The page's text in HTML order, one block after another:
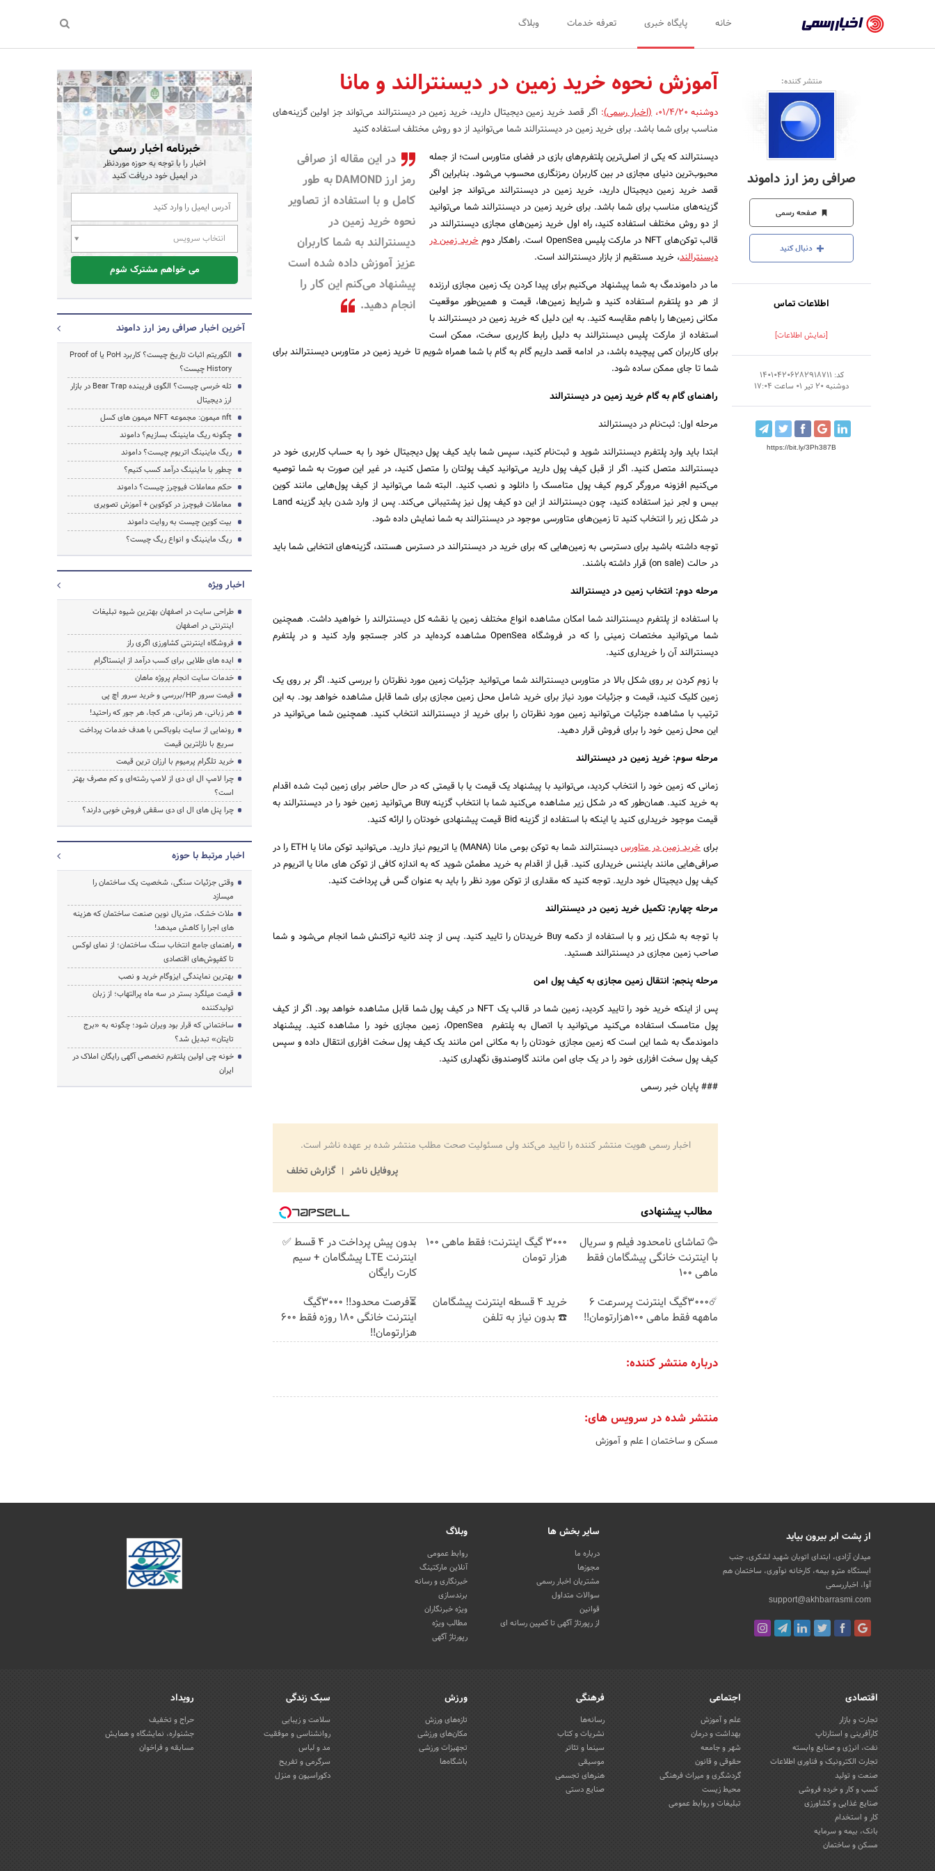
رسمی
-
اخبار
تایید
شده
شرکت‌ها،
سازمان‌ها
و
روابط
عمومی‌ها
خانه پایگاه خبری تعرفه خدمات وبلاگ
منتشر کننده:
صرافی رمز ارز داموند
صفحه رسمی
دنبال کنید
اطلاعات تماس
[نمایش اطلاعات]
کد: 140104206282918711
دوشنبه 20 تیر 01 ساعت 17:04
https://bit.ly/3Ph387B
آموزش نحوه خرید زمین در دیسنترالند و مانا
دوشنبه 01/4/20 ،(اخبار رسمی): اگر قصد خرید زمین دیجیتال دارید، خرید زمین در دیسنترالند می‌تواند جز اولین گزینه‌های
مناسب برای شما باشد. برای خرید زمین در دیسنترالند شما می‌توانید از دو روش مختلف استفاده کنید
در این مقاله از صرافی
رمز ارز DAMOND به طور
کامل و با استفاده از تصاویر
نحوه خرید زمین در
دیسنترالند به شما کاربران
عزیز آموزش داده شده است
پیشنهاد می‌کنم این کار را
انجام دهید.
دیسنترالند که یکی از اصلی‌ترین پلتفرم‌های بازی در فضای متاورس است؛ از جمله
محبوب‌ترین دنیای مجازی در بین کاربران رمزنگاری محسوب می‌شود. بنابراین اگر
قصد خرید زمین دیجیتال دارید، خرید زمین در دیسنترالند می‌تواند جز اولین
گزینه‌های مناسب برای شما باشد. برای خرید زمین در دیسنترالند شما می‌توانید
از دو روش مختلف استفاده کنید، راه اول خرید زمین‌های مجازی دیسنترالند در
قالب توکن‌های NFT در مارکت پلیس OpenSea است. راهکار دوم
خرید زمین در
دیسنترالند، خرید مستقیم از بازار دیسنترالند است.
ما در داموندمگ به شما پیشنهاد می‌کنیم برای پیدا کردن یک زمین مجازی ارزنده
از هر دو پلتفرم استفاده کنید و شرایط زمین‌ها، قیمت و همین‌طور موقعیت
مکانی زمین‌ها را باهم مقایسه کنید. به این دلیل که خرید زمین در دیسنترالند با
استفاده از مارکت پلیس دیسنترالند به دلیل رابط کاربری سخت، ممکن است
برای کاربران کمی پیچیده باشد، در ادامه قصد داریم گام به گام با شما همراه شویم تا خرید زمین در متاورس دیسنترالند برای
شما تا جای ممکن ساده شود.
راهنمای گام به گام خرید زمین در دیسنترالند
مرحله اول: ثبت‌نام در دیسنترالند
ابتدا باید وارد پلتفرم دیسنترالند شوید و ثبت‌نام کنید، سپس شما باید کیف پول دیجیتال خود را به حساب کاربری خود در
دیسنترالند متصل کنید. اگر از قبل کیف پول دارید می‌توانید کیف پولتان را متصل کنید، در غیر این صورت به شما توصیه
می‌کنیم افزونه مرورگر کروم کیف پول متامسک را دانلود و نصب کنید. البته شما می‌توانید از کیف پول‌هایی مانند کوین
بیس و لجر نیز استفاده کنید، چون دیسنترالند از این دو کیف پول نیز پشتیبانی می‌کند. پس از وارد شدن باید گزینه Land
در شکل زیر را انتخاب کنید تا زمین‌های متاورسی موجود در دیسنترالند به شما نمایش داده شود.
توجه داشته باشید برای دسترسی به زمین‌هایی که برای خرید در دیسنترالند در دسترس هستند، گزینه‌های انتخابی شما باید
در حالت (on sale) قرار داشته باشند.
مرحله دوم: انتخاب زمین در دیسنترالند
با استفاده از پلتفرم دیسنترالند شما امکان مشاهده انواع مختلف زمین یا نقشه کل دیسنترالند را خواهید داشت. همچنین
شما می‌توانید مختصات زمینی را که در فروشگاه OpenSea مشاهده کرده‌اید در کادر جستجو وارد کنید و در پلتفرم
دیسنترالند آن را خریداری کنید.
با زوم کردن بر روی شکل بالا در متاورس دیسنترالند شما می‌توانید جزئیات زمین مورد نظرتان را بررسی کنید. اگر بر روی یک
زمین کلیک کنید، قیمت و جزئیات مورد نیاز برای خرید شامل محل زمین مجازی برای شما قابل مشاهده خواهد بود. به این
ترتیب با مشاهده جزئیات می‌توانید زمین مورد نظرتان را برای خرید از دیسنترالند انتخاب کنید. همچنین شما می‌توانید در
این محل زمین خود را برای فروش قرار دهید.
مرحله سوم: خرید زمین در دیسنترالند
زمانی که زمین خود را انتخاب کردید، می‌توانید با پیشنهاد یک قیمت یا با قیمتی که در حال حاضر برای زمین ثبت شده اقدام
به خرید کنید. همان‌طور که در شکل زیر مشاهده می‌کنید شما با انتخاب گزینه Buy می‌توانید زمین خود را در دیسنترالند به
قیمت موجود خریداری کنید یا اینکه با استفاده از گزینه Bid قیمت پیشنهادی خودتان را ارائه کنید.
برایخرید زمین در متاورس
دیسنترالند شما به توکن بومی مانا (MANA) یا اتریوم نیاز دارید. می‌توانید توکن مانا یا ETH را در
صرافی‌هایی مانند بایننس خریداری کنید. قبل از اقدام به خرید مطمئن شوید که به اندازه کافی از توکن های مانا یا اتریوم در
کیف پول دیجیتال خود دارید. توجه کنید که مقداری از توکن مورد نظر را باید به عنوان گس فی پرداخت کنید.
مرحله چهارم: تکمیل خرید زمین در دیسنترالند
با توجه به شکل زیر و با استفاده از دکمه Buy خریدتان را تایید کنید. پس از چند ثانیه تراکنش شما انجام می‌شود و شما
صاحب زمین مجازی در دیسنترالند هستید.
مرحله پنجم: انتقال زمین مجازی به کیف پول امن
پس از اینکه خرید خود را تایید کردید، زمین شما در قالب یک NFT در کیف پول شما قابل مشاهده خواهد بود. اگر از کیف
پول متامسک استفاده می‌کنید می‌توانید با اتصال به پلتفرم OpenSea، زمین مجازی خود را مشاهده کنید. پیشنهاد
داموندمگ به شما این است که زمین مجازی خودتان را به مکانی امن مانند یک کیف پول سخت افزاری انتقال داده و سپس
کیف پول سخت افزاری خود را در یک جای امن مانند گاوصندوق نگهداری کنید.
### پایان خبر رسمی
اخبار رسمی هویت منتشر کننده را تایید می‌کند ولی مسئولیت صحت مطلب منتشر شده بر عهده ناشر است.
پروفایل ناشر
گزارش تخلف
مطالب پیشنهادی
🥳 تماشای نامحدود فیلم و سریال
با اینترنت خانگی پیشگامان فقط
ماهی 100
3000 گیگ اینترنت؛ فقط ماهی 100
هزار تومان
بدون پیش پرداخت در 4 قسط ✅
اینترنت LTE پیشگامان + سیم
کارت رایگان
☄️3000گیگ اینترنت پرسرعت 6
ماههه فقط ماهی 100هزارتومان!!
خرید 4 قسطه اینترنت پیشگامان
☎️ بدون نیاز به تلفن
⏳فرصت محدود!! 3000گیگ
اینترنت خانگی 180 روزه فقط 600
هزارتومان!!
درباره منتشر کننده:
منتشر شده در سرویس های:
مسکن و ساختمان | علم و آموزش
خبرنامه اخبار رسمی
اخبار را با توجه به حوزه موردنظر
در ایمیل خود دریافت کنید
انتخاب سرویس
می خواهم مشترک شوم
آخرین اخبار صرافی رمز ارز داموند
الگوریتم اثبات تاریخ چیست؟ کاربرد PoH یا Proof of
History چیست؟
تله خرسی چیست؟ الگوی فریبنده Bear Trap در بازار
ارز دیجیتال
nft میمون: مجموعه NFT میمون های کسل
چگونه ریگ ماینینگ بسازیم؟ داموند
ریگ ماینینگ اتریوم چیست؟ داموند
چطور با ماینینگ درآمد کسب کنیم؟
حکم معاملات فیوچرز چیست؟ داموند
معاملات فیوچرز در کوکوین + آموزش تصویری
بیت کوین چیست به روایت داموند
ریگ ماینینگ و انواع ریگ چیست؟
اخبار ویژه
طراحی سایت در اصفهان بهترین شیوه تبلیغات
اینترنتی در اصفهان
فروشگاه اینترنتی کشاورزی اگری راز
ایده های طلایی برای کسب درآمد از اینستاگرام
خدمات سایت انجام پروژه ماهان
قیمت سرور HP/بررسی و خرید سرور اچ پی
هر زبانی، هر زمانی، هر کجا، هر جور که راحتید!
رونمایی از سایت بلوباکس با هدف خدمات پرداخت
سریع با نازلترین قیمت
خرید تلگرام پرمیوم با ارزان ترین قیمت
چرا لامپ ال ای دی از لامپ رشته‌ای و کم مصرف بهتر
است؟
چرا پنل های ال ای دی سقفی فروش خوبی دارند؟
اخبار مرتبط با حوزه
وقتی جزئیات سنگی، شخصیت یک ساختمان را
میسازد
ملات خشک، متریال نوین صنعت ساختمان که هزینه‌
های اجرا را کاهش میدهد!
راهنمای جامع انتخاب سنگ ساختمان؛ از نمای لوکس
تا کفپوش‌های اقتصادی
بهترین نمایندگی ایزوگام خرید و نصب
قیمت میلگرد بستر در سه ماه پرالتهاب؛ از زبان
تولیدکننده
ساختمانی که قرار بود ویران شود؛ چگونه به «برج
تایتان» تبدیل شد؟
خونه چی اولین پلتفرم تخصصی آگهی رایگان املاک در
ایران
از پشت ابر بیرون بیاید
میدان آزادی، ابتدای اتوبان شهید لشکری، جنب
ایستگاه مترو بیمه، کارخانه نوآوری، ساختمان هم
آوا، اخباررسمی
support@akhbarrasmi.com
سایر بخش ها
درباره ما
مجوزها
مشتریان اخبار رسمی
سوالات متداول
قوانین
از رپورتاژ آگهی تا کمپین رسانه ای
وبلاگ
روابط عمومی
آنلاین مارکتینگ
خبرنگاری و رسانه
برندسازی
ویژه خبرنگاران
مطالب ویژه
رپورتاژ آگهی
اقتصادی
تجارت و بازار
کارآفرینی و استارتاپ
نفت، انرژی و صنایع وابسته
تجارت الکترونیک و فناوری اطلاعات
صنعت و تولید
کسب و کار و خرده فروشی
صنایع غذایی و کشاورزی
کار و استخدام
بانک، بیمه و سرمایه
مسکن و ساختمان
اجتماعی
علم و آموزش
بهداشت و درمان
شهر و جامعه
حقوقی و قانون
گردشگری و میراث فرهنگی
محیط زیست
تبلیغات و روابط عمومی
فرهنگی
رسانه‌ها
نشریات و کتاب
سینما و تئاتر
موسیقی
هنرهای تجسمی
صنایع دستی
ورزش
تازه‌های ورزش
مکان‌های ورزشی
تجهیزات ورزشی
باشگاه‌ها
سبک زندگی
سلامت و زیبایی
روانشناسی و موفقیت
مد و لباس
سرگرمی و تفریح
دکوراسیون و منزل
رویداد
حراج و تخفیف
جشنواره، نمایشگاه و همایش
مسابقه و فراخوان